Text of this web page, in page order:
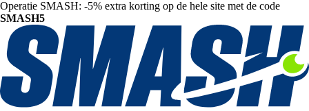
Operatie SMASH: -5% extra korting op de hele site met de code
SMASH5